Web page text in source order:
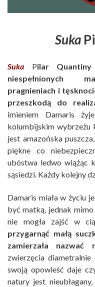
Suka
Suka Pilar
niespełnionych
pragnieniach i
przeszkodą do
imieniem Damaris
kolumbijskim wybrzeżu
jest amazońska
piękne co
ubóstwa ledwo wiążąc
sąsiedzi. Każdy kolejny
Damaris miała w życiu
być matką, jednak
nie mogła zajść w
przygarnąć małą
zamierzała nazwać
zwierzęcia
swoją opowieść daje
natury jest